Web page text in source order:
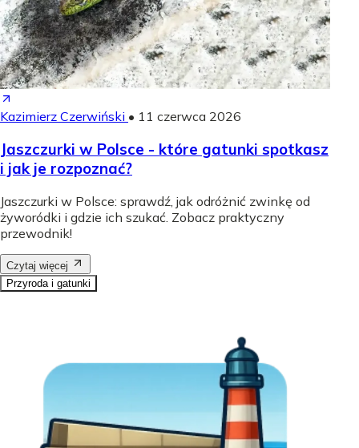
Kazimierz Czerwiński • 11 czerwca 2026
Jaszczurki w Polsce - które gatunki spotkasz
i jak je rozpoznać?
Jaszczurki w Polsce: sprawdź, jak odróżnić zwinkę od
żyworódki i gdzie ich szukać. Zobacz praktyczny
przewodnik!
Czytaj więcej
Przyroda i gatunki